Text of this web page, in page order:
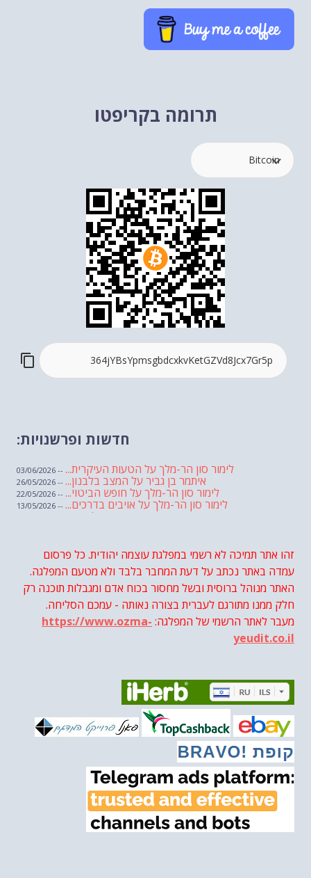
תרומה בקריפטו
חדשות ופרשנויות:
לימור סון הר-מלך על הטעות העיקרית... -- 03/06/2026
איתמר בן גביר על המצב בלבנון... -- 26/05/2026
לימור סון הר-מלך על חופש הביטוי... -- 22/05/2026
לימור סון הר-מלך על אויבים בדרכים... -- 13/05/2026
שבועת אמונים לדעאש
לימור סון הר-מלך על חוק...-- 19/04/2026
מיכאל בן ארי על פרשת הת...
מיכאל בן ארי על פרשת הת... -- 10/04/2026
השר בן גביר במקום נפילת הטיל.... -- 06/04/2026
חוק עונש מוות למחבלים...-- 29/03/2026
מיכאל בן ארי על פרשת השבוע ת... -- 27/03/2026
מיכאל בן ארי על פרשת השבוע ת...-- 20/03/2026
מיכאל בן ארי על דילמת המנהיגות....
מיכאל בן ארי על פרשת הת...
מיכאל בן ארי על פרשת הת...
מיכאל בן ארי על פרשת הת...-- 13/02/2026
מיכאל בן ארי על פרשת השבוע ת...-- 06/02/2026
חלקם של היהודים הולך ופוחת....
מיכאל בן ארי על פרשת השבוע ת...
זהו אתר תמיכה לא רשמי במפלגת עוצמה יהודית. כל פרסום
עמדה באתר נכתב על דעת המחבר בלבד ולא מטעם המפלגה.
האתר מנוהל ברוסית ובשל מחסור בכוח אדם ומגבלות תוכנה רק
חלק ממנו מתורגם לעברית בצורה נאותה - עמכם הסליחה.
מעבר לאתר הרשמי של המפלגה: https://www.ozma-
yeudit.co.il